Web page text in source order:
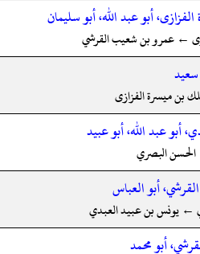
أبو عبد الله، أبو سليمان
← عمرو بن شعيب القرشي
بن ميسرة الفزازى
أبو عبد الله، أبو عبيد
البصري
أبو العباس
← يونس بن عبيد العبدي
أبو محمد